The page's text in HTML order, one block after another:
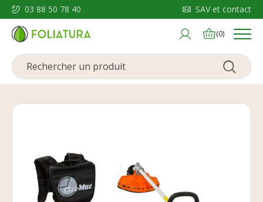
03 88 50 78 40 SAV et contact
(0) Menu